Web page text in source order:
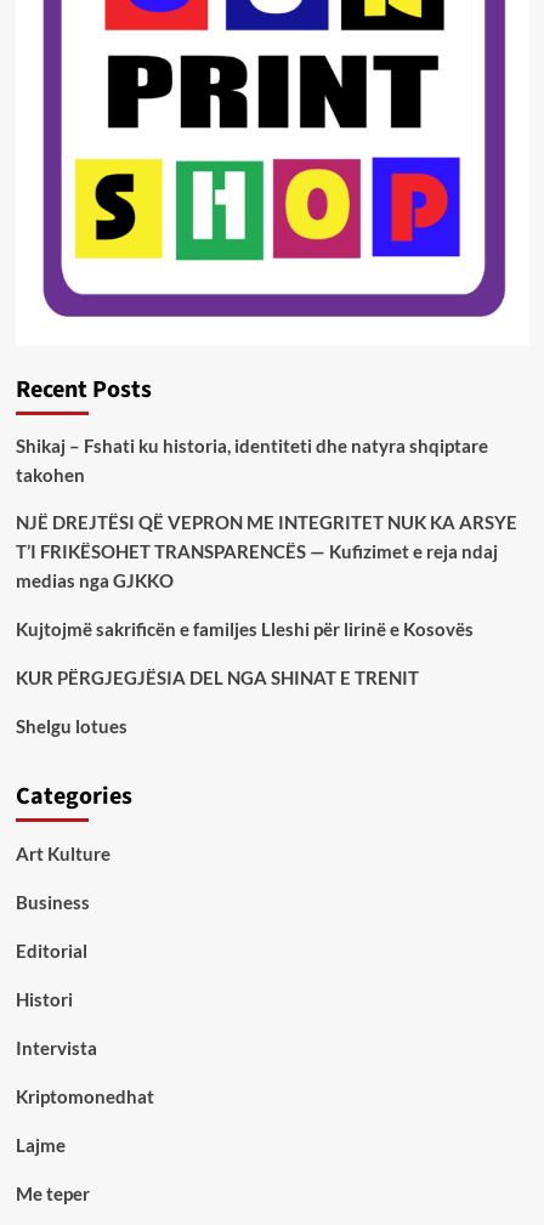
Recent Posts
Shikaj – Fshati ku historia, identiteti dhe natyra shqiptare
takohen
NJË DREJTËSI QË VEPRON ME INTEGRITET NUK KA ARSYE
T’I FRIKËSOHET TRANSPARENCËS — Kufizimet e reja ndaj
medias nga GJKKO
Kujtojmë sakrificën e familjes Lleshi për lirinë e Kosovës
KUR PËRGJEGJËSIA DEL NGA SHINAT E TRENIT
Shelgu lotues
Categories
Art Kulture
Business
Editorial
Histori
Intervista
Kriptomonedhat
Lajme
Me teper